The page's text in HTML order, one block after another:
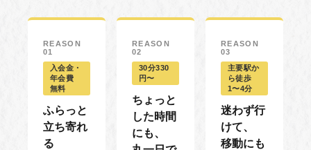
REASON
01
入会金・
年会費
無料
ふらっと
立ち寄れ
る
REASON
02
30分330
円〜
ちょっと
した時間
にも、
REASON
03
主要駅か
ら徒歩
1〜4分
迷わず行
けて、
移動にも